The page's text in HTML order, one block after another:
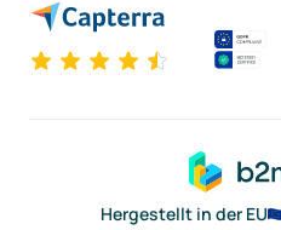
Hergestellt in der EU